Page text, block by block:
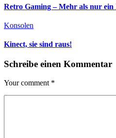
Retro Gaming – Mehr als nur ein
Konsolen
Kinect, sie sind raus!
Schreibe einen Kommentar
Your comment *